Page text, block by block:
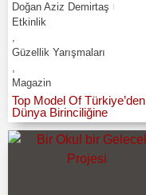
Doğan Aziz Demirtaş
Etkinlik
,
Güzellik Yarışmaları
,
Magazin
Top Model Of Türkiye’den
Dünya Birinciliğine